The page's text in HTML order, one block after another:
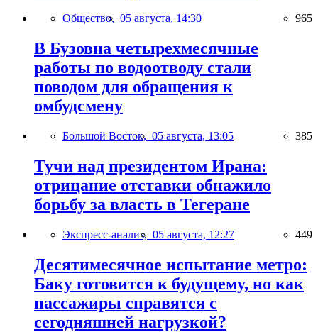
Общество, 05 августа, 14:30 965
В Бузовна четырехмесячные
работы по водоотводу стали
поводом для обращения к
омбудсмену
Большой Восток, 05 августа, 13:05 385
Тучи над президентом Ирана:
отрицание отставки обнажило
борьбу за власть в Тегеране
Экспресс-анализ, 05 августа, 12:27 449
Десятимесячное испытание метро:
Баку готовится к будущему, но как
пассажиры справятся с
сегодняшней нагрузкой?